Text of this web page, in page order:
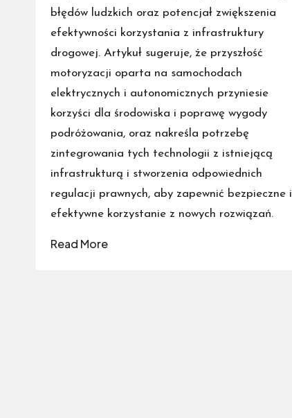
błędów ludzkich oraz potencjał zwiększenia
efektywności korzystania z infrastruktury
drogowej. Artykuł sugeruje, że przyszłość
motoryzacji oparta na samochodach
elektrycznych i autonomicznych przyniesie
korzyści dla środowiska i poprawę wygody
podróżowania, oraz nakreśla potrzebę
zintegrowania tych technologii z istniejącą
infrastrukturą i stworzenia odpowiednich
regulacji prawnych, aby zapewnić bezpieczne i
efektywne korzystanie z nowych rozwiązań.
Read More